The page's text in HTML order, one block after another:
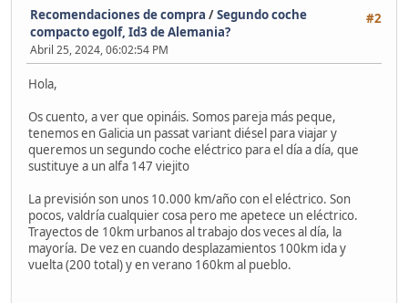
#2
Recomendaciones de compra /Segundo coche
compacto egolf, Id3 de Alemania?
Abril 25, 2024, 06:02:54 PM
Hola,
Os cuento, a ver que opináis. Somos pareja más peque,
tenemos en Galicia un passat variant diésel para viajar y
queremos un segundo coche eléctrico para el día a día, que
sustituye a un alfa 147 viejito
La previsión son unos 10.000 km/año con el eléctrico. Son
pocos, valdría cualquier cosa pero me apetece un eléctrico.
Trayectos de 10km urbanos al trabajo dos veces al día, la
mayoría. De vez en cuando desplazamientos 100km ida y
vuelta (200 total) y en verano 160km al pueblo.